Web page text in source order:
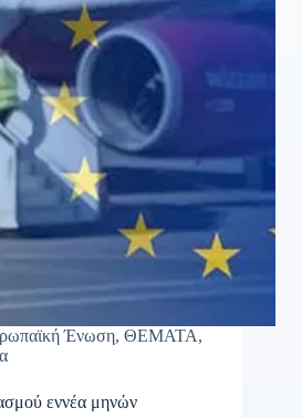
Ένωση, ΘΕΜΑΤΑ,
εννέα μηνών